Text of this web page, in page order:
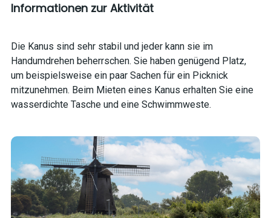
Informationen zur Aktivität
Die Kanus sind sehr stabil und jeder kann sie im
Handumdrehen beherrschen. Sie haben genügend Platz,
um beispielsweise ein paar Sachen für ein Picknick
mitzunehmen. Beim Mieten eines Kanus erhalten Sie eine
wasserdichte Tasche und eine Schwimmweste.